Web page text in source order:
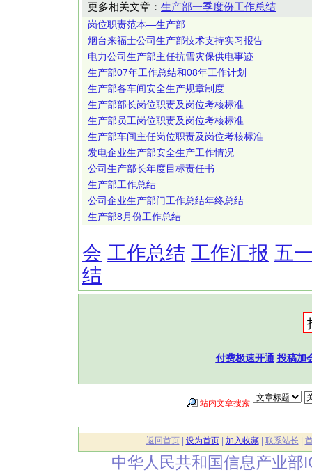
更多相关文章： 生产部一季度份工作总结
岗位职责范本—生产部
烟台来福士公司生产部技术支持实习报告
电力公司生产部主任抗雪灾保供电事迹
生产部07年工作总结和08年工作计划
生产部各车间安全生产规章制度
生产部部长岗位职责及岗位考核标准
生产部员工岗位职责及岗位考核标准
生产部车间主任岗位职责及岗位考核标准
发电企业生产部安全生产工作情况
公司生产部长年度目标责任书
生产部工作总结
公司企业生产部门工作总结年终总结
生产部8月份工作总结
会 工作总结 工作汇报 五
结
付费极速开通 投稿加
站内文章搜索
返回首页| 设为首页| 加入收藏| 联系站长
中华人民共和国信息产业部